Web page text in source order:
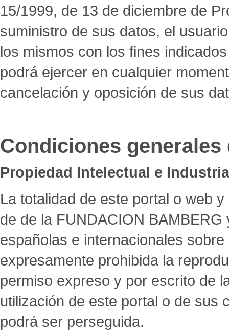
15/1999, de 13 de diciembre de
suministro de sus datos, el
los mismos con los fines
podrá ejercer en cualquier
cancelación y oposición de sus
Condiciones
Propiedad Intelectual e
La totalidad de este portal o web
de de la FUNDACION
españolas e internacionales
expresamente prohibida la
permiso expreso y por escrito de
utilización de este portal o de sus
podrá ser perseguida.